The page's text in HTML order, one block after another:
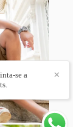
✕
se a